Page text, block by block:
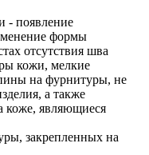
- появление
формы
отсутствия шва
кожи, мелкие
на фурнитуры, не
а также
коже, являющиеся
закрепленных на